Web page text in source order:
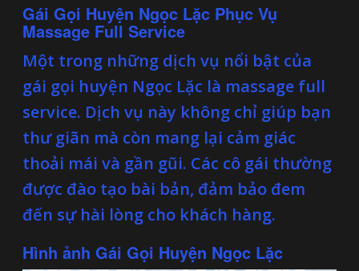
Gái Gọi Huyện Ngọc Lặc Phục Vụ
Massage Full Service
Một trong những dịch vụ nổi bật của
gái gọi huyện Ngọc Lặc là massage full
service. Dịch vụ này không chỉ giúp bạn
thư giãn mà còn mang lại cảm giác
thoải mái và gần gũi. Các cô gái thường
được đào tạo bài bản, đảm bảo đem
đến sự hài lòng cho khách hàng.
Hình ảnh Gái Gọi Huyện Ngọc Lặc